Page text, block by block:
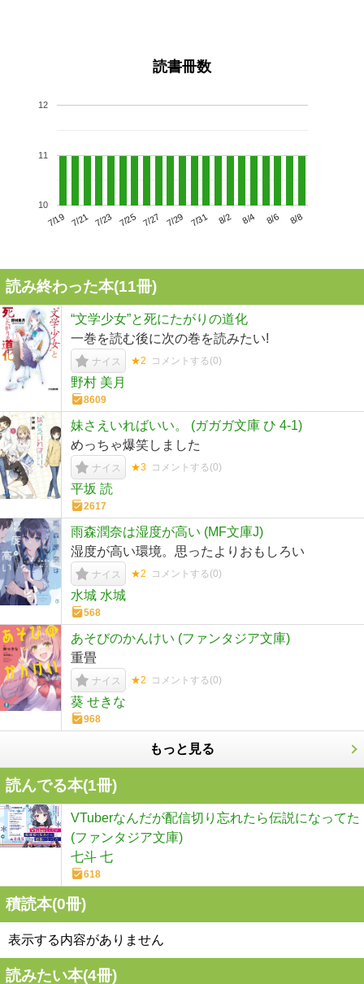
読書冊数
7/19 7/21 7/23 7/25 7/27 7/29 7/31 8/2 8/4 8/6 8/8
10
11
12
読み終わった本(11冊)
“文学少女”と死にたがりの道化
一巻を読む後に次の巻を読みたい!
ナイス ★2 コメントする(0)
野村 美月
8609
妹さえいればいい。 (ガガガ文庫 ひ 4-1)
めっちゃ爆笑しました
ナイス ★3 コメントする(0)
平坂 読
2617
雨森潤奈は湿度が高い (MF文庫J)
湿度が高い環境。思ったよりおもしろい
ナイス ★2 コメントする(0)
水城 水城
568
あそびのかんけい (ファンタジア文庫)
重畳
ナイス ★2 コメントする(0)
葵 せきな
968
もっと見る
読んでる本(1冊)
VTuberなんだが配信切り忘れたら伝説になってた
(ファンタジア文庫)
七斗 七
618
積読本(0冊)
表示する内容がありません
読みたい本(4冊)